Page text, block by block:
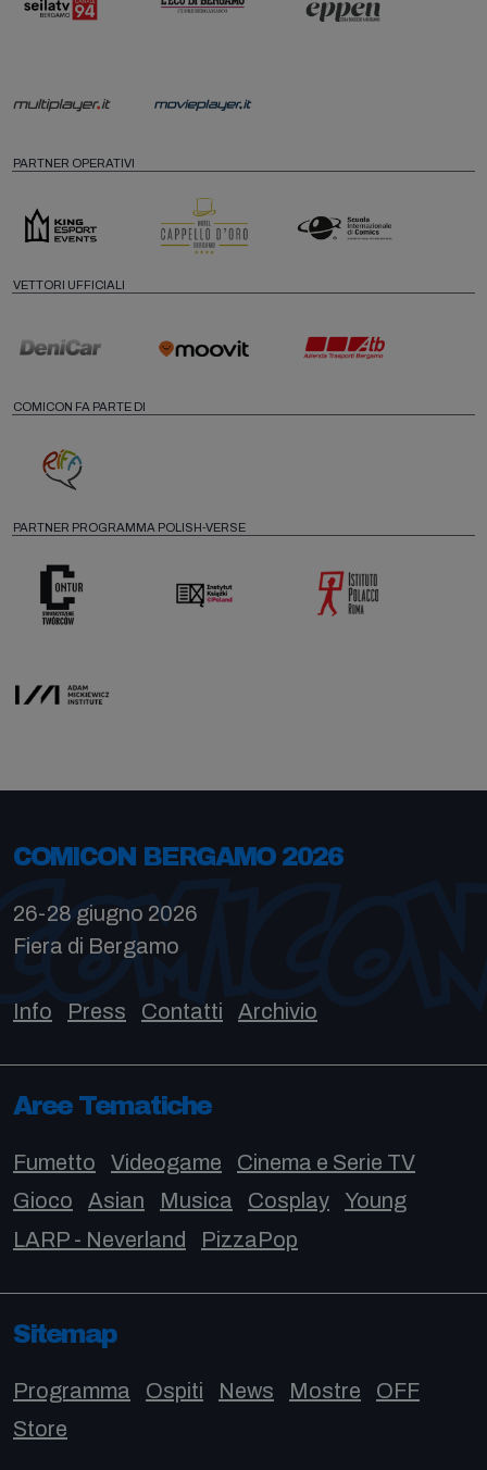
PARTNER OPERATIVI
VETTORI UFFICIALI
COMICON FA PARTE DI
PARTNER PROGRAMMA POLISH-VERSE
COMICON BERGAMO 2026
26-28 giugno 2026
Fiera di Bergamo
Info Press Contatti Archivio
Aree Tematiche
Fumetto Videogame
Cinema e Serie TV
Gioco
Asian Musica Cosplay
Young
LARP - Neverland
PizzaPop
Sitemap
Programma Ospiti News Mostre
OFF
Store